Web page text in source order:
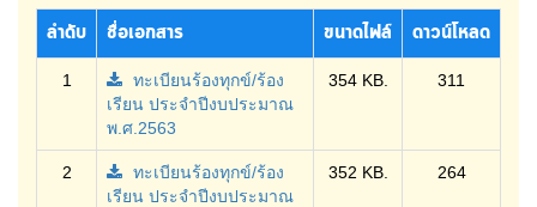
ลำดับ ชื่อเอกสาร ขนาดไฟล์ ดาวน์โหลด
1
ทะเบียนร้องทุกข์/ร้อง
เรียน ประจำปีงบประมาณ
พ.ศ.2563
354 KB. 311
2
ทะเบียนร้องทุกข์/ร้อง
เรียน ประจำปีงบประมาณ
352 KB. 264